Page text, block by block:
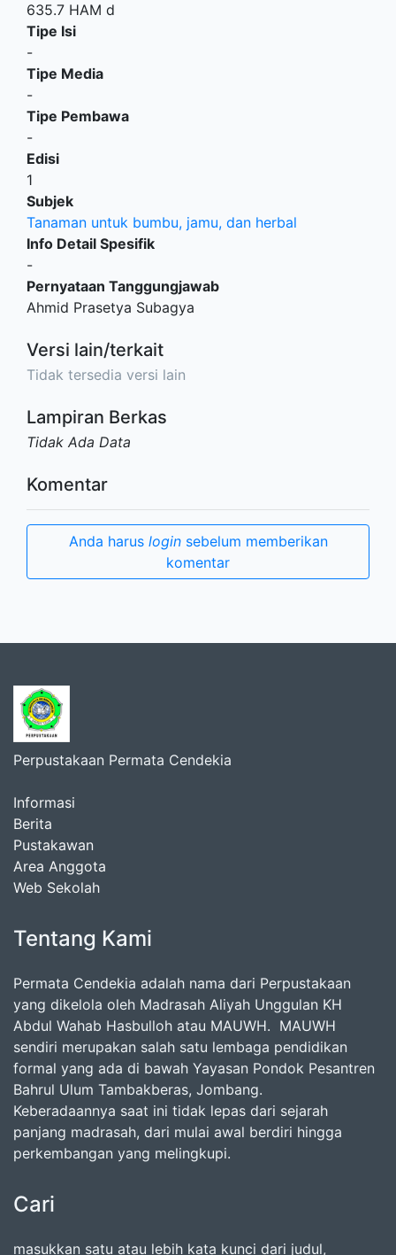
635.7 HAM d
Tipe Isi
-
Tipe Media
-
Tipe Pembawa
-
Edisi
1
Subjek
Tanaman untuk bumbu, jamu, dan herbal
Info Detail Spesifik
-
Pernyataan Tanggungjawab
Ahmid Prasetya Subagya
Versi lain/terkait
Tidak tersedia versi lain
Lampiran Berkas
Tidak Ada Data
Komentar
Anda harus loginsebelum memberikan
komentar
Perpustakaan Permata Cendekia
Informasi
Berita
Pustakawan
Area Anggota
Web Sekolah
Tentang Kami
Permata Cendekia adalah nama dari Perpustakaan
yang dikelola oleh Madrasah Aliyah Unggulan KH
Abdul Wahab Hasbulloh atau MAUWH. MAUWH
sendiri merupakan salah satu lembaga pendidikan
formal yang ada di bawah Yayasan Pondok Pesantren
Bahrul Ulum Tambakberas, Jombang.
Keberadaannya saat ini tidak lepas dari sejarah
panjang madrasah, dari mulai awal berdiri hingga
perkembangan yang melingkupi.
Cari
masukkan satu atau lebih kata kunci dari judul,